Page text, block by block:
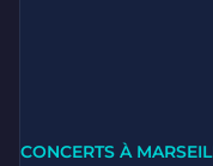
CONCERTS À